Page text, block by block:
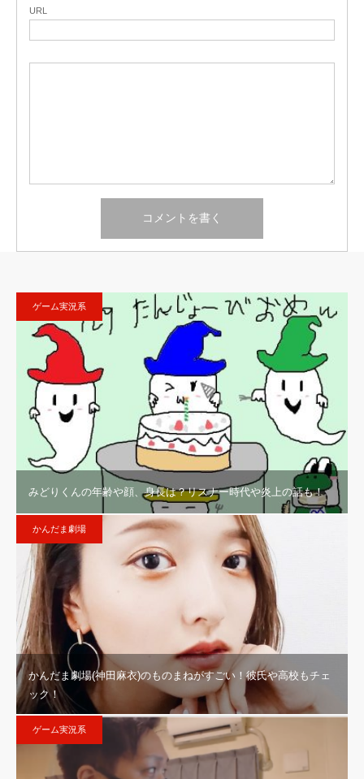
URL
ゲーム実況系
みどりくんの年齢や顔、身長は？リスナー時代や炎上の話も！
かんだま劇場
かんだま劇場(神田麻衣)のものまねがすごい！彼氏や高校もチェ
ック！
ゲーム実況系